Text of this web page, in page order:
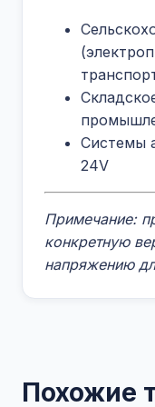
Системы
24V
Примечание:
конкретную
напряжению
Похожие